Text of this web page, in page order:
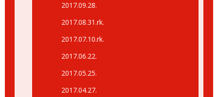
2017.09.28.
2017.08.31.rk.
2017.07.10.rk.
2017.06.22.
2017.05.25.
2017.04.27.